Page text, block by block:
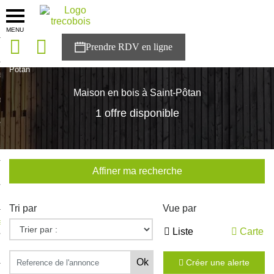
MENU
solutions
Trecobois
à NESTOR
Pôtan
Maison en bois à Saint-Pôtan
1 offre disponible
Affiner ma recherche
Tri par Vue par
Liste Carte
Créer une alerte